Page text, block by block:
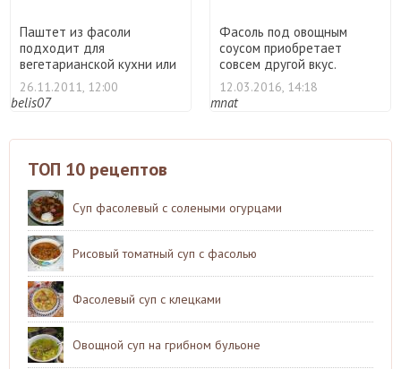
Паштет из фасоли
подходит для
вегетарианской кухни или
в период пост ...
26.11.2011, 12:00
belis07
Фасоль под овощным
соусом приобретает
совсем другой вкус.
Пряности и ...
12.03.2016, 14:18
mnat
ТОП 10 рецептов
Суп фасолевый с солеными огурцами
Рисовый томатный суп с фасолью
Фасолевый суп с клецками
Овощной суп на грибном бульоне